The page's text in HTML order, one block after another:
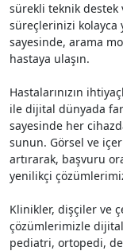
sürekli teknik destek
süreçlerinizi kolayca
sayesinde, arama
hastaya ulaşın.
Hastalarınızın
ile dijital dünyada
sayesinde her
sunun. Görsel ve
artırarak, başvuru
yenilikçi
Klinikler, dişçiler ve
çözümlerimizle dijital
pediatri, ortopedi,